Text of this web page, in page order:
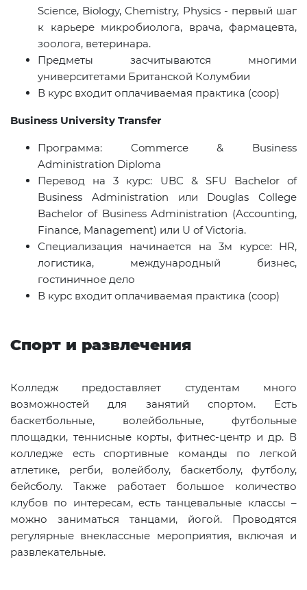
Science, Biology, Chemistry, Physics - первый шаг
к карьере микробиолога, врача, фармацевта,
зоолога, ветеринара.
Предметы засчитываются многими
университетами Британской Колумбии
В курс входит оплачиваемая практика (coop)
Business University Transfer
Программа: Commerce & Business
Administration Diploma
Перевод на 3 курс: UBC & SFU Bachelor of
Business Administration или Douglas College
Bachelor of Business Administration (Accounting,
Finance, Management) или U of Victoria.
Специализация начинается на 3м курсе: HR,
логистика, международный бизнес,
гостиничное дело
В курс входит оплачиваемая практика (coop)
Спорт и развлечения
Колледж предоставляет студентам много
возможностей для занятий спортом. Есть
баскетбольные, волейбольные, футбольные
площадки, теннисные корты, фитнес-центр и др. В
колледже есть спортивные команды по легкой
атлетике, регби, волейболу, баскетболу, футболу,
бейсболу. Также работает большое количество
клубов по интересам, есть танцевальные классы –
можно заниматься танцами, йогой. Проводятся
регулярные внеклассные мероприятия, включая и
развлекательные.